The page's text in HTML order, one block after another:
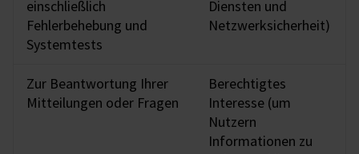
einschließlich
Fehlerbehebung und
Systemtests
Diensten und
Netzwerksicherheit)
Zur Beantwortung Ihrer
Mitteilungen oder Fragen
Berechtigtes
Interesse (um
Nutzern
Informationen zu